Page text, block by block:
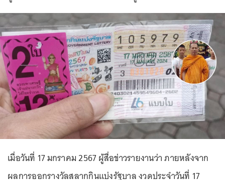
เมื่อวันที่ 17 มกราคม 2567 ผู้สื่อข่าวรายงานว่า ภายหลังจาก
ผลการออกรางวัลสลากกินแบ่งรัฐบาล งวดประจำวันที่ 17